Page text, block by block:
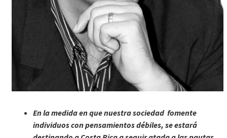
En la medida en que nuestra sociedad fomente
individuos con pensamientos débiles, se estará